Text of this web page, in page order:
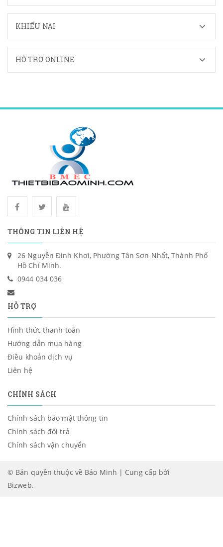
KHIẾU NẠI
HỖ TRỢ ONLINE
THÔNG TIN LIÊN HỆ
26 Nguyễn Đình Khơi, Phường Tân Sơn Nhất, Thành Phố
Hồ Chí Minh.
0944 034 036
HỖ TRỢ
Hình thức thanh toán
Hướng dẫn mua hàng
Điều khoản dịch vụ
Liên hệ
CHÍNH SÁCH
Chính sách bảo mật thông tin
Chính sách đổi trả
Chính sách vận chuyển
© Bản quyền thuộc về Bảo Minh | Cung cấp bởi
Bizweb.